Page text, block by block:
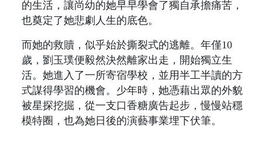
的生活，讓尚幼的她早早學會了獨自承擔痛苦，
也奠定了她悲劇人生的底色。
而她的救贖，似乎始於撕裂式的逃離。年僅10
歲，劉玉璞便毅然決然離家出走，開始獨立生
活。她進入了一所寄宿學校，並用半工半讀的方
式謀得學習的機會。少年時，她憑藉出眾的外貌
被星探挖掘，從一支口香糖廣告起步，慢慢站穩
模特圈，也為她日後的演藝事業埋下伏筆。